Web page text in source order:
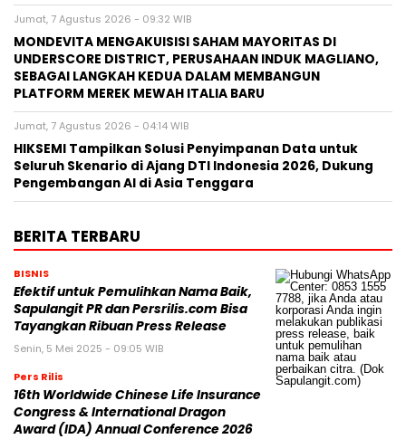
Jumat, 7 Agustus 2026 - 09:32 WIB
MONDEVITA MENGAKUISISI SAHAM MAYORITAS DI
UNDERSCORE DISTRICT, PERUSAHAAN INDUK MAGLIANO,
SEBAGAI LANGKAH KEDUA DALAM MEMBANGUN
PLATFORM MEREK MEWAH ITALIA BARU
Jumat, 7 Agustus 2026 - 04:14 WIB
HIKSEMI Tampilkan Solusi Penyimpanan Data untuk
Seluruh Skenario di Ajang DTI Indonesia 2026, Dukung
Pengembangan AI di Asia Tenggara
BERITA TERBARU
BISNIS
Efektif untuk Pemulihkan Nama Baik,
Sapulangit PR dan Persrilis.com Bisa
Tayangkan Ribuan Press Release
Senin, 5 Mei 2025 - 09:05 WIB
Pers Rilis
16th Worldwide Chinese Life Insurance
Congress & International Dragon
Award (IDA) Annual Conference 2026